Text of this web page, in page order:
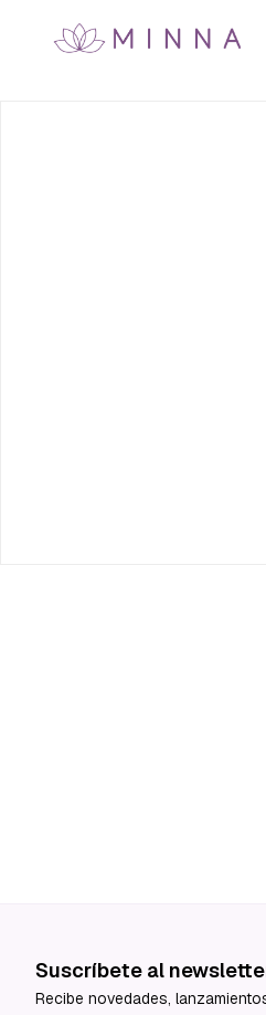
Suscríbete al
Recibe novedades,